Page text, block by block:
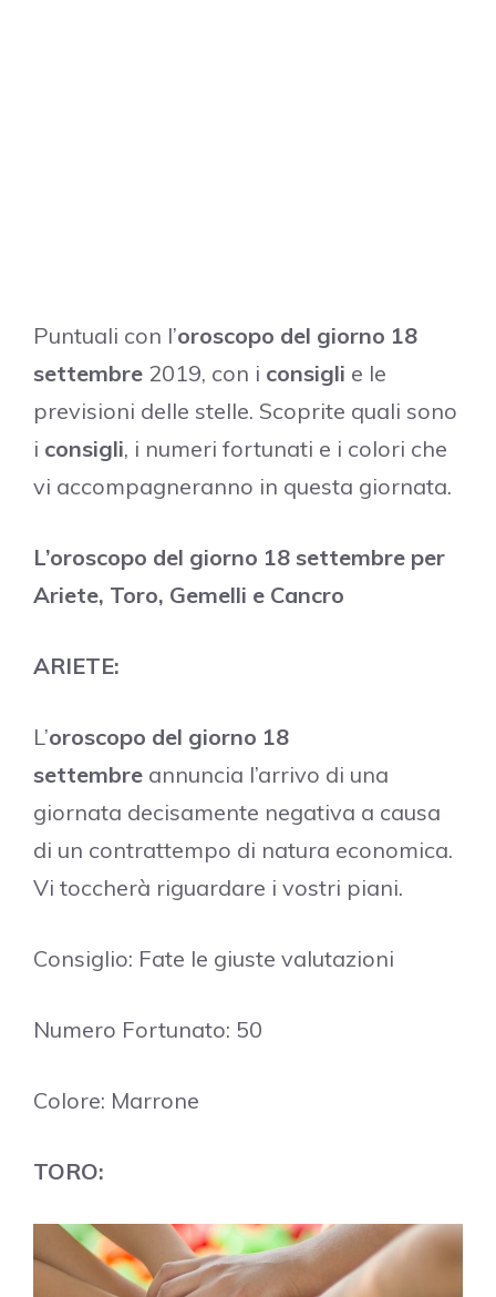
Puntuali con l’oroscopo del giorno 18
settembre 2019, con i consigli e le
previsioni delle stelle. Scoprite quali sono
i consigli, i numeri fortunati e i colori che
vi accompagneranno in questa giornata.
L’oroscopo del giorno 18 settembre per
Ariete, Toro, Gemelli e Cancro
ARIETE:
L’oroscopo del giorno 18
settembre annuncia l’arrivo di una
giornata decisamente negativa a causa
di un contrattempo di natura economica.
Vi toccherà riguardare i vostri piani.
Consiglio: Fate le giuste valutazioni
Numero Fortunato: 50
Colore: Marrone
TORO: